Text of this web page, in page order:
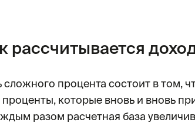
рассчитывается
сложного процента состоит в том,
проценты, которые вновь и вновь
разом расчетная база